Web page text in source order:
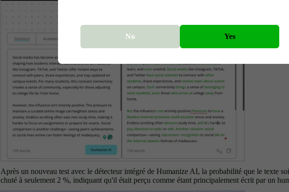
Après un nouveau test avec le détecteur intégré de Humanize AI, la probabilité que le texte
chuté à seulement 2 %, indiquant qu'il était perçu comme étant principalement écrit par un
No Yes